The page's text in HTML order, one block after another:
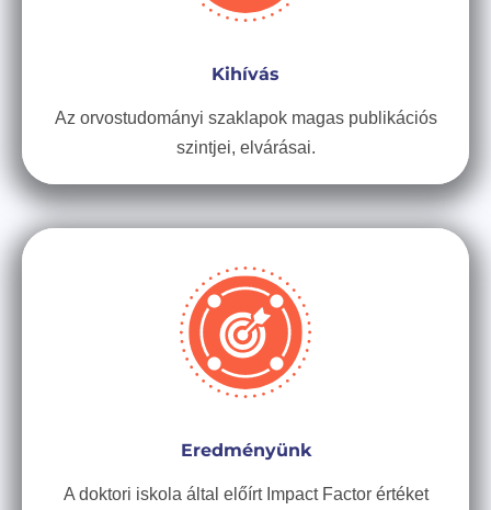
Kihívás
Az orvostudományi szaklapok magas publikációs
szintjei, elvárásai.
Eredményünk
A doktori iskola által előírt Impact Factor értéket